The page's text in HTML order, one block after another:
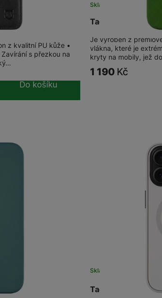
tělo
16, Black
z kvalitní PU kůže •
s přezkou na
Do košíku
Tactical
Skladem
Je vyroben z
vlákna, které je
kryty na mobily, jež
1 190 Kč
16 Blue Jay Tactical MagForce
Skladem